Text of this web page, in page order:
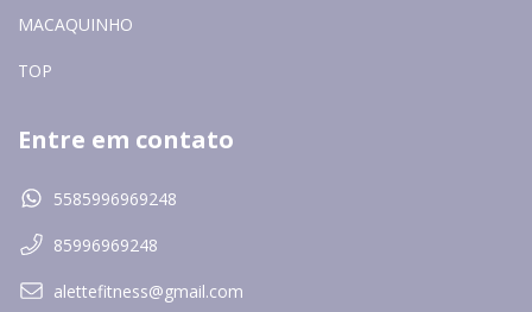
MACAQUINHO
TOP
Entre em contato
5585996969248
85996969248
alettefitness@gmail.com